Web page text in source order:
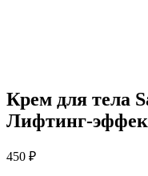
Крем для тела
Лифтинг-
450 ₽